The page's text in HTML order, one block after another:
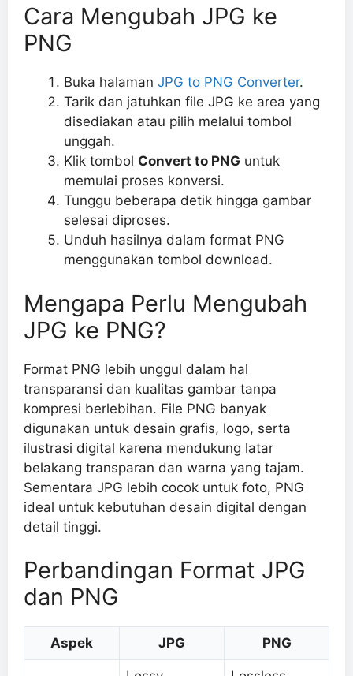
Cara Mengubah JPG ke
PNG
Buka halaman JPG to PNG Converter.
Tarik dan jatuhkan file JPG ke area yang
disediakan atau pilih melalui tombol
unggah.
Klik tombol Convert to PNG untuk
memulai proses konversi.
Tunggu beberapa detik hingga gambar
selesai diproses.
Unduh hasilnya dalam format PNG
menggunakan tombol download.
Mengapa Perlu Mengubah
JPG ke PNG?
Format PNG lebih unggul dalam hal
transparansi dan kualitas gambar tanpa
kompresi berlebihan. File PNG banyak
digunakan untuk desain grafis, logo, serta
ilustrasi digital karena mendukung latar
belakang transparan dan warna yang tajam.
Sementara JPG lebih cocok untuk foto, PNG
ideal untuk kebutuhan desain digital dengan
detail tinggi.
Perbandingan Format JPG
dan PNG
Aspek JPG PNG